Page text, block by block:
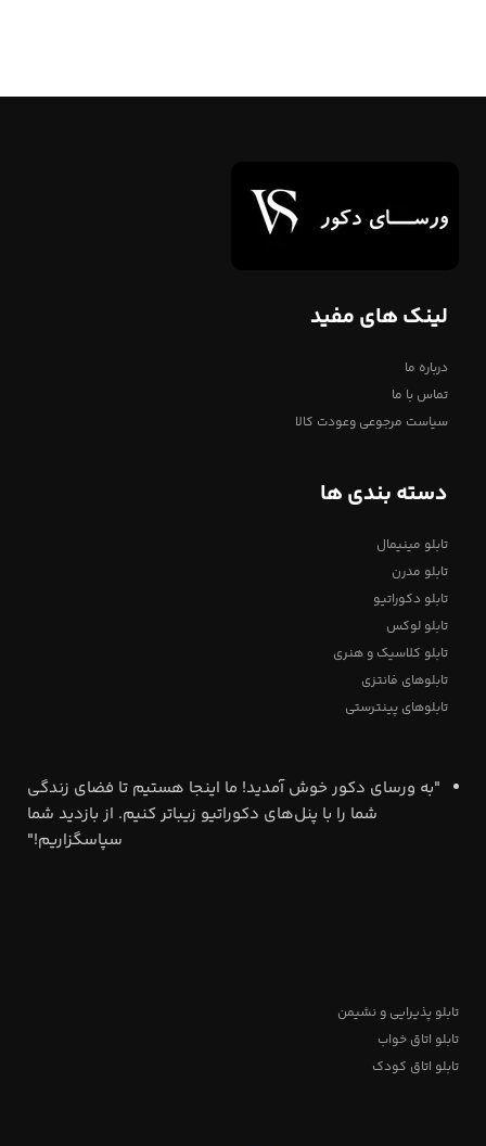
لینک های مفید
درباره ما
تماس با ما
سیاست مرجوعی وعودت کالا
دسته بندی ها
تابلو مینیمال
تابلو مدرن
تابلو دکوراتیو
تابلو لوکس
تابلو کلاسیک و هنری
تابلوهای فانتزی
تابلوهای پینترستی
"به ورسای دکور خوش آمدید! ما اینجا هستیم تا فضای زندگی
شما را با پنل‌های دکوراتیو زیباتر کنیم. از بازدید شما
سپاسگزاریم!"
تابلو پذیرایی و نشیمن
تابلو اتاق خواب
تابلو اتاق کودک